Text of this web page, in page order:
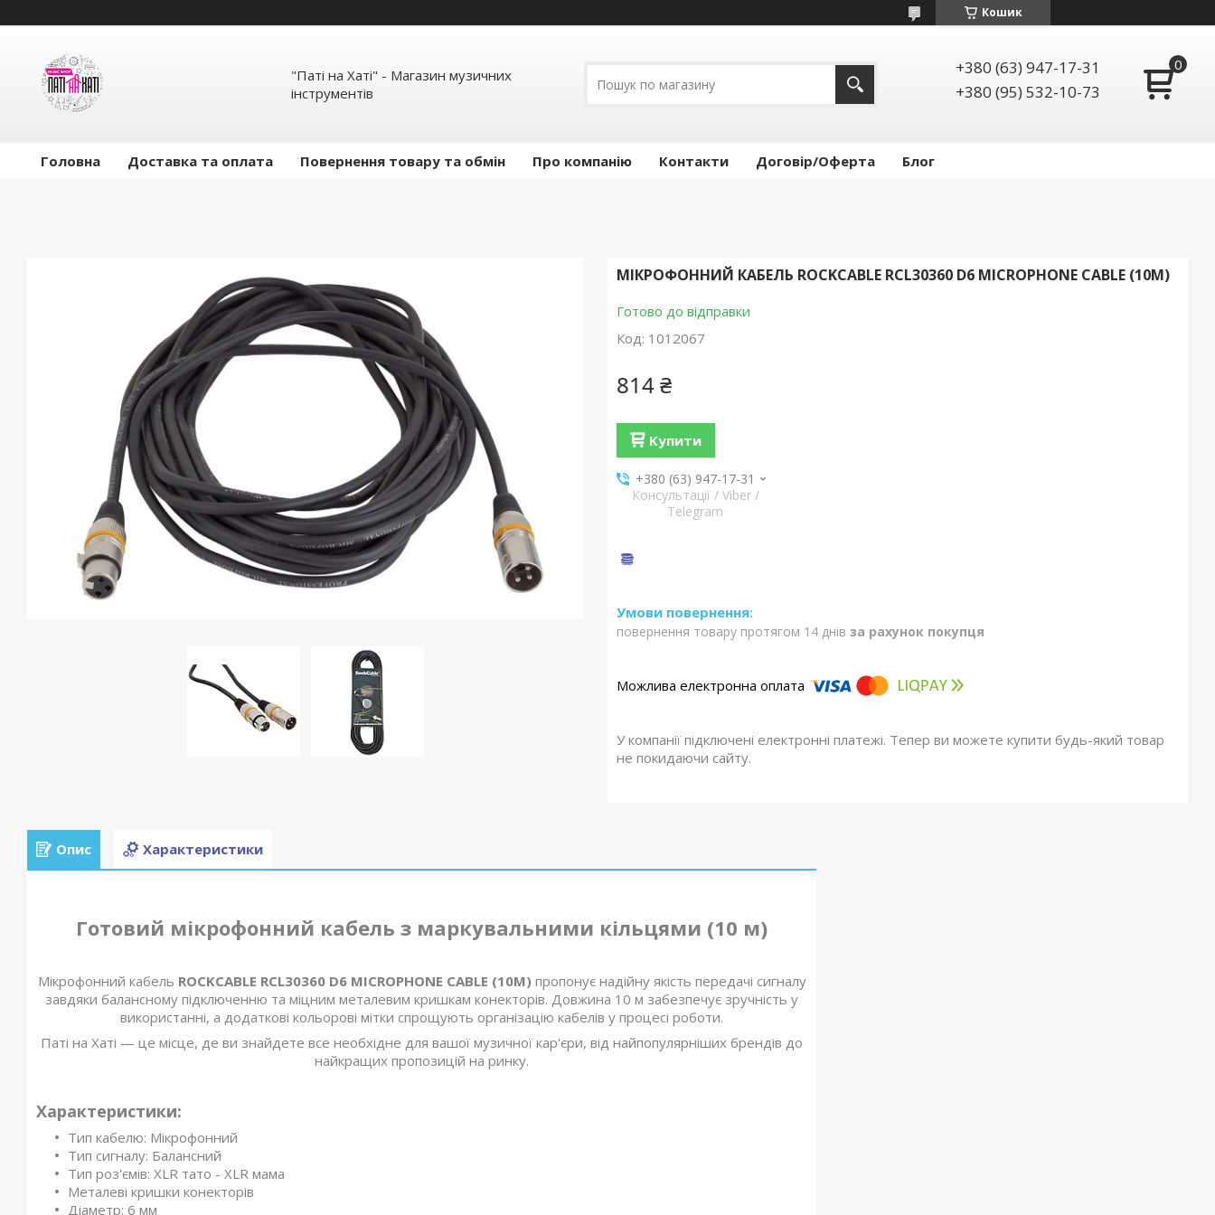
Кошик
"Паті на Хаті" - Магазин музичних
інструментів
+380 (63) 947-17-31
+380 (95) 532-10-73
Головна Доставка та оплата Повернення товару та обмін Про компанію Контакти Договір/Оферта Блог
МІКРОФОННИЙ КАБЕЛЬ ROCKCABLE RCL30360 D6 MICROPHONE CABLE (10M)
Готово до відправки
Код: 1012067
814 ₴
Купити
+380 (63) 947-17-31
Консультації / Viber /
Telegram
повернення товару протягом 14 днів за рахунок покупця
У компанії підключені електронні платежі. Тепер ви можете купити будь-який товар
не покидаючи сайту.
Опис Характеристики
Готовий мікрофонний кабель з маркувальними кільцями (10 м)
Мікрофонний кабель ROCKCABLE RCL30360 D6 MICROPHONE CABLE (10M)пропонує надійну якість передачі сигналу
завдяки балансному підключенню та міцним металевим кришкам конекторів. Довжина 10 м забезпечує зручність у
використанні, а додаткові кольорові мітки спрощують організацію кабелів у процесі роботи.
Паті на Хаті — це місце, де ви знайдете все необхідне для вашої музичної кар'єри, від найпопулярніших брендів до
найкращих пропозицій на ринку.
Характеристики:
Тип кабелю: Мікрофонний
Тип сигналу: Балансний
Тип роз'ємів: XLR тато - XLR мама
Металеві кришки конекторів
Діаметр: 6 мм